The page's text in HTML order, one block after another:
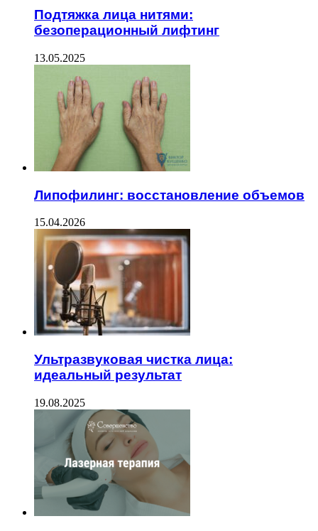
Подтяжка лица нитями:
безоперационный лифтинг
13.05.2025
Липофилинг: восстановление объемов
15.04.2026
Ультразвуковая чистка лица:
идеальный результат
19.08.2025